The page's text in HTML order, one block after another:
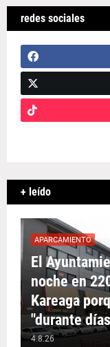
redes sociales
+ leído
APARCAMIENTO
El
noche en
Kareaga
"durante
4.8.26